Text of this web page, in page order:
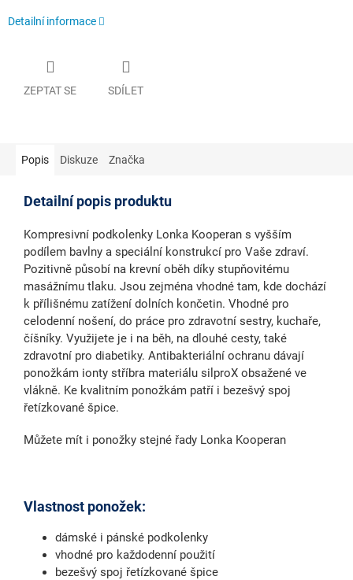
Detailní informace
ZEPTAT SE SDÍLET
Popis Diskuze Značka
Detailní popis produktu
Kompresivní podkolenky Lonka Kooperan s vyšším
podílem bavlny a speciální konstrukcí pro Vaše zdraví.
Pozitivně působí na krevní oběh díky stupňovitému
masážnímu tlaku. Jsou zejména vhodné tam, kde dochází
k přílišnému zatížení dolních končetin. Vhodné pro
celodenní nošení, do práce pro zdravotní sestry, kuchaře,
číšníky. Využijete je i na běh, na dlouhé cesty, také
zdravotní pro diabetiky. Antibakteriální ochranu dávají
ponožkám ionty stříbra materiálu silproX obsažené ve
vlákně. Ke kvalitním ponožkám patří i bezešvý spoj
řetízkované špice.
Můžete mít i ponožky stejné řady Lonka Kooperan
Vlastnost ponožek:
dámské i pánské podkolenky
vhodné pro každodenní použití
bezešvý spoj řetízkované špice